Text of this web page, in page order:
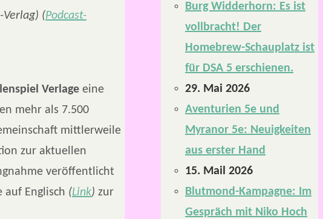
Verlag) (Podcast-
Verlage eine
mehr als 7.500
mittlerweile
zur aktuellen
veröffentlicht
auf Englisch (Link) zur
Burg Widderhorn: Es ist
vollbracht! Der
Homebrew-Schauplatz ist
für DSA 5 erschienen.
29. Mai 2026
Aventurien 5e und
Myranor 5e: Neuigkeiten
aus erster Hand
15. Mail 2026
Blutmond-Kampagne: Im
Gespräch mit Niko Hoch